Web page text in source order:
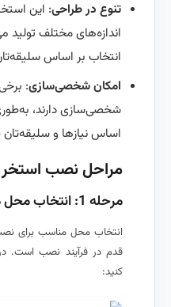
تنوع در طراحی: این
اندازه‌های مختلف
انتخاب بر اساس
امکان شخصی‌سازی:
شخصی‌سازی دارند،
اساس نیازها و
مراحل نصب
مرحله 1: انتخاب محل مناسب
انتخاب محل مناسب برای
قدم در فرآیند نصب است.
کنید: